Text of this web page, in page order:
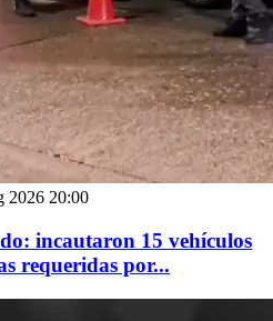
2026 20:00
incautaron 15 vehículos
requeridas por...